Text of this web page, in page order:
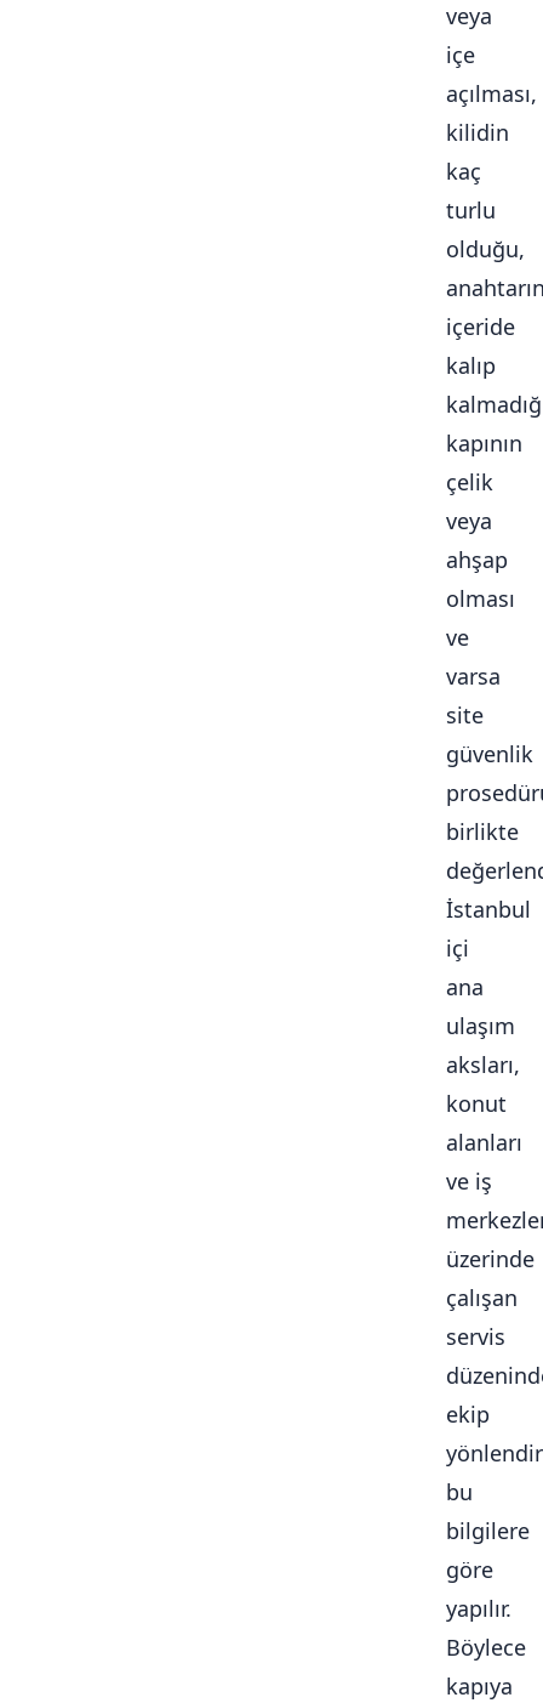
veya
içe
açılması,
kilidin
kaç
turlu
olduğu,
içeride
kalıp
kapının
çelik
veya
ahşap
olması
ve
varsa
site
güvenlik
birlikte
İstanbul
içi
ana
ulaşım
aksları,
konut
alanları
ve iş
üzerinde
çalışan
servis
ekip
bu
bilgilere
göre
yapılır.
Böylece
kapıya